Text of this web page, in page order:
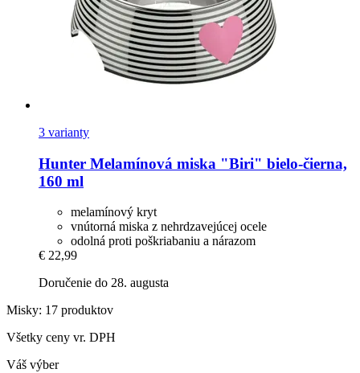
3 varianty
Hunter Melamínová miska "Biri" bielo-​čierna,
160 ml
melamínový kryt
vnútorná miska z nehrdzavejúcej ocele
odolná proti poškriabaniu a nárazom
€ 22,99
Doručenie do 28. augusta
Misky: 17 produktov
Všetky ceny vr. DPH
Váš výber